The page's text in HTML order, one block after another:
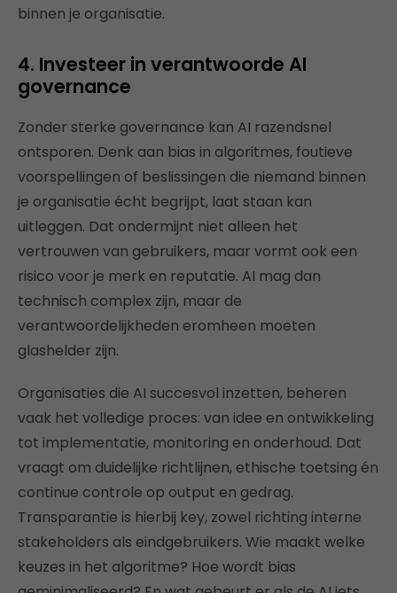
binnen je organisatie.
4. Investeer in verantwoorde AI
governance
Zonder sterke governance kan AI razendsnel
ontsporen. Denk aan bias in algoritmes, foutieve
voorspellingen of beslissingen die niemand binnen
je organisatie écht begrijpt, laat staan kan
uitleggen. Dat ondermijnt niet alleen het
vertrouwen van gebruikers, maar vormt ook een
risico voor je merk en reputatie. AI mag dan
technisch complex zijn, maar de
verantwoordelijkheden eromheen moeten
glashelder zijn.
Organisaties die AI succesvol inzetten, beheren
vaak het volledige proces: van idee en ontwikkeling
tot implementatie, monitoring en onderhoud. Dat
vraagt om duidelijke richtlijnen, ethische toetsing én
continue controle op output en gedrag.
Transparantie is hierbij key, zowel richting interne
stakeholders als eindgebruikers. Wie maakt welke
keuzes in het algoritme? Hoe wordt bias